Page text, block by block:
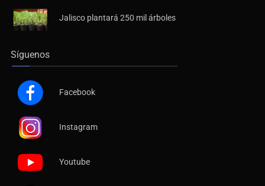
Jalisco plantará 250 mil árboles
Síguenos
Facebook
Instagram
Youtube